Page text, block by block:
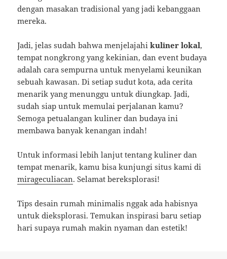
dengan masakan tradisional yang jadi kebanggaan
mereka.
Jadi, jelas sudah bahwa menjelajahikuliner lokal,
tempat nongkrong yang kekinian, dan event budaya
adalah cara sempurna untuk menyelami keunikan
sebuah kawasan. Di setiap sudut kota, ada cerita
menarik yang menunggu untuk diungkap. Jadi,
sudah siap untuk memulai perjalanan kamu?
Semoga petualangan kuliner dan budaya ini
membawa banyak kenangan indah!
Untuk informasi lebih lanjut tentang kuliner dan
tempat menarik, kamu bisa kunjungi situs kami di
mirageculiacan. Selamat bereksplorasi!
Tips desain rumah minimalis nggak ada habisnya
untuk dieksplorasi. Temukan inspirasi baru setiap
hari supaya rumah makin nyaman dan estetik!